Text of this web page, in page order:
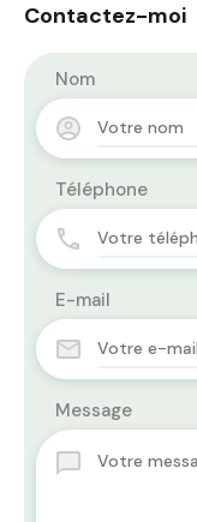
Contactez-moi
Nom
Téléphone
E-mail
Message